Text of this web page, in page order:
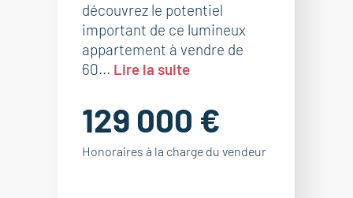
découvrez le potentiel
important de ce lumineux
appartement à vendre de
60... Lire la suite
129 000 €
Honoraires à la charge du vendeur